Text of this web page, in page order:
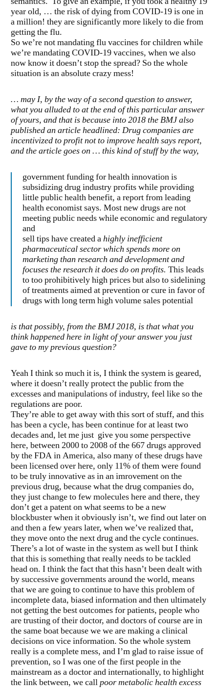
year old, … the risk of dying from COVID-19 is one in
a million! they are significantly more likely to die from
getting the flu.
So we’re not mandating flu vaccines for children while
we’re mandating COVID-19 vaccines, when we also
now know it doesn’t stop the spread? So the whole
situation is an absolute crazy mess!
… may I, by the way of a second question to answer,
what you alluded to at the end of this particular answer
of yours, and that is because into2018 the BMJ also
published an article headlined: Drug companies are
incentivized to profit not to improve health says report,
and the article goes on … this kind of stuff by the way,
government funding for health innovation is
subsidizing drug industry profits while providing
little public health benefit, a report from leading
health economist says. Most new drugs are not
meeting public needs while economic and regulatory
and
sell tips have created ahighly inefficient
pharmaceutical sector which spends more on
marketing than research and development and
focuses the research it does do on profits. This leads
to too prohibitively high prices but also to sidelining
of treatments aimed at prevention or cure in favor of
drugs with long term high volume sales potential
is that possibly, from the BMJ 2018, is that what you
think happened here in light of your answer you just
gave to my previous question?
Yeah I think so much it is, I think the system is geared,
where it doesn’t really protect the public from the
excesses and manipulations of industry, feel like so the
regulations are poor.
They’re able to get away with this sort of stuff, and this
has been a cycle, has been continue for at least two
decades and, let me just give you some perspective
here, between 2000 to 2008 of the 667 drugs approved
by the FDA in America, also many of these drugs have
been licensed over here, only 11% of them were found
to be truly innovative as in an imrovement on the
previous drug, because what the drug companies do,
they just change to few molecules here and there, they
don’t get a patent on what seems to be a new
blockbuster when it obviously isn’t, we find out later on
and then a few years later, when we’ve realized that,
they move onto the next drug and the cycle continues.
There’s a lot of waste in the system as well but I think
that this is something that really needs to be tackled
head on. I think the fact that this hasn’t been dealt with
by successive governments around the world, means
that we are going to continue to have this problem of
incomplete data, biased information and then ultimately
not getting the best outcomes for patients, people who
are trusting of their doctor, and doctors of course are in
the same boat because we we are making a clinical
decisions on vice information. So the whole system
really is a complete mess, and I’m glad to raise issue of
prevention, so I was one of the first people in the
mainstream as a doctor and internationally, to highlight
the link between, we callpoor metabolic health excess